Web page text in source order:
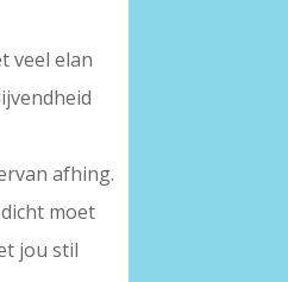
veel elan
afhing.
moet
jou stil